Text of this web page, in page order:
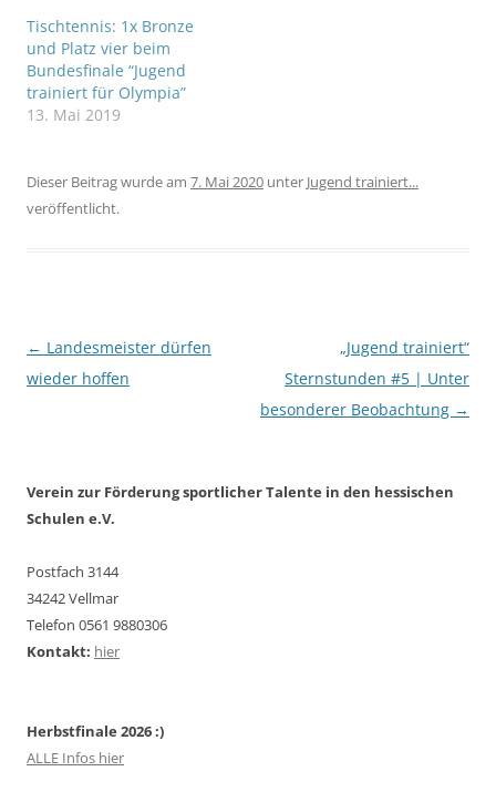
Tischtennis: 1x Bronze
und Platz vier beim
Bundesfinale “Jugend
trainiert für Olympia”
13. Mai 2019
Dieser Beitrag wurde am 7. Mai 2020 unter Jugend trainiert...
veröffentlicht.
Beitragsnavigation
← Landesmeister dürfen
wieder hoffen
„Jugend trainiert“
Sternstunden #5 | Unter
besonderer Beobachtung →
Verein zur Förderung sportlicher Talente in den hessischen
Schulen e.V.
Postfach 3144
34242 Vellmar
Telefon 0561 9880306
Kontakt: hier
Herbstfinale 2026 :)
ALLE Infos hier